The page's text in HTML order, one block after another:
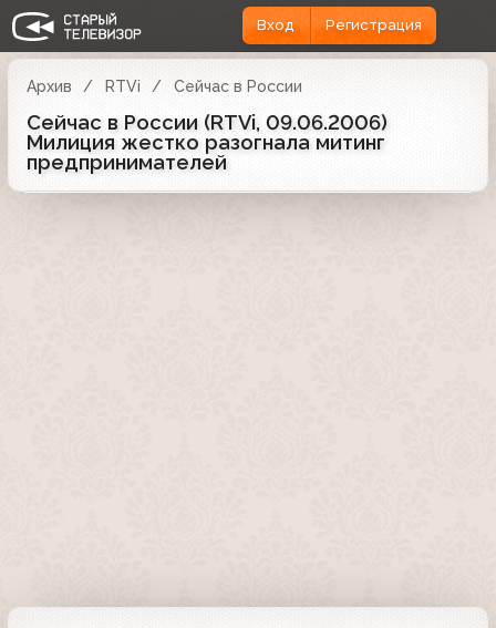
Вход Регистрация
Архив RTVi Сейчас в России
Сейчас в России (RTVi, 09.06.2006)
Милиция жестко разогнала митинг
предпринимателей